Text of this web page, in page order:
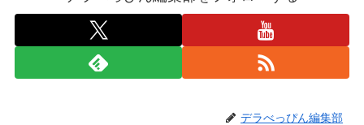
デラべっぴん編集部